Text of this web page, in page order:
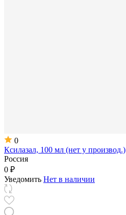
0
Ксилазал, 100 мл (нет у производ.)
Россия
0 ₽
Уведомить Нет в наличии